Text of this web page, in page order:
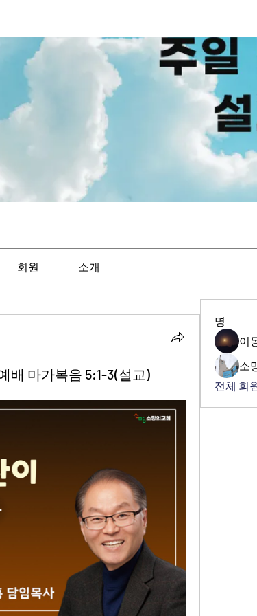
회원 소개
배 마가복음 5:1-3(설교)
명
이
소
전체 회